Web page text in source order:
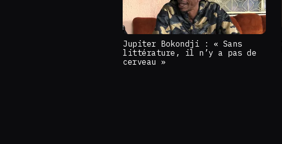
Jupiter Bokondji : « Sans
littérature, il n’y a pas de
cerveau »